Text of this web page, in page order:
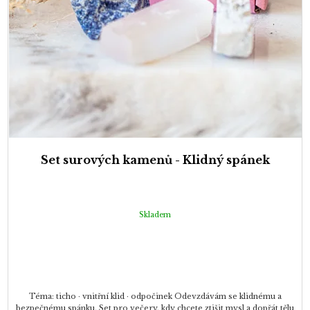
Set surových kamenů - Klidný spánek
Skladem
Téma: ticho · vnitřní klid · odpočinek Odevzdávám se klidnému a
bezpečnému spánku. Set pro večery, kdy chcete ztišit mysl a dopřát tělu